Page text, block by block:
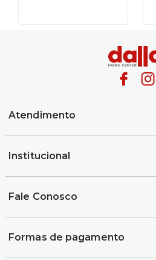
Atendimento
Institucional
Fale Conosco
Formas de pagamento